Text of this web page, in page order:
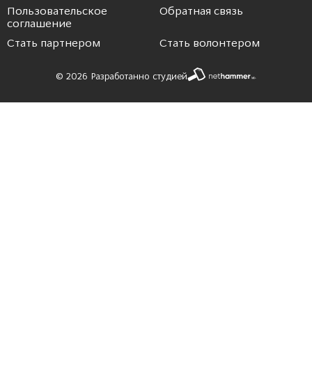
Пользовательское
соглашение
Обратная связь
Стать партнером Стать волонтером
© 2026 Разработанно студией